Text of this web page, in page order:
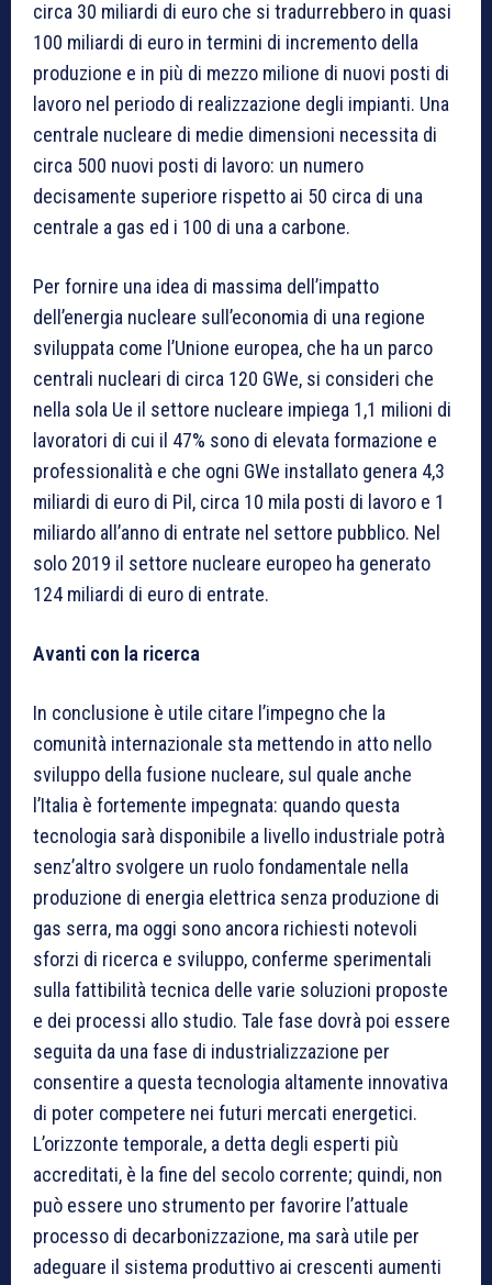
circa 30 miliardi di euro che si tradurrebbero in quasi
100 miliardi di euro in termini di incremento della
produzione e in più di mezzo milione di nuovi posti di
lavoro nel periodo di realizzazione degli impianti. Una
centrale nucleare di medie dimensioni necessita di
circa 500 nuovi posti di lavoro: un numero
decisamente superiore rispetto ai 50 circa di una
centrale a gas ed i 100 di una a carbone.
Per fornire una idea di massima dell’impatto
dell’energia nucleare sull’economia di una regione
sviluppata come l’Unione europea, che ha un parco
centrali nucleari di circa 120 GWe, si consideri che
nella sola Ue il settore nucleare impiega 1,1 milioni di
lavoratori di cui il 47% sono di elevata formazione e
professionalità e che ogni GWe installato genera 4,3
miliardi di euro di Pil, circa 10 mila posti di lavoro e 1
miliardo all’anno di entrate nel settore pubblico. Nel
solo 2019 il settore nucleare europeo ha generato
124 miliardi di euro di entrate.
Avanti con la ricerca
In conclusione è utile citare l’impegno che la
comunità internazionale sta mettendo in atto nello
sviluppo della fusione nucleare, sul quale anche
l’Italia è fortemente impegnata: quando questa
tecnologia sarà disponibile a livello industriale potrà
senz’altro svolgere un ruolo fondamentale nella
produzione di energia elettrica senza produzione di
gas serra, ma oggi sono ancora richiesti notevoli
sforzi di ricerca e sviluppo, conferme sperimentali
sulla fattibilità tecnica delle varie soluzioni proposte
e dei processi allo studio. Tale fase dovrà poi essere
seguita da una fase di industrializzazione per
consentire a questa tecnologia altamente innovativa
di poter competere nei futuri mercati energetici.
L’orizzonte temporale, a detta degli esperti più
accreditati, è la fine del secolo corrente; quindi, non
può essere uno strumento per favorire l’attuale
processo di decarbonizzazione, ma sarà utile per
adeguare il sistema produttivo ai crescenti aumenti